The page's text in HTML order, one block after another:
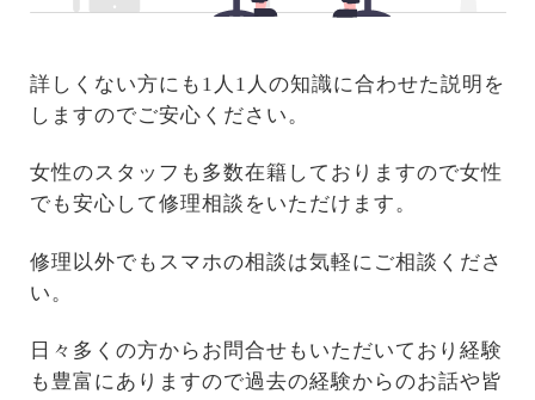
詳しくない方にも1人1人の知識に合わせた説明を
しますのでご安心ください。
女性のスタッフも多数在籍しておりますので女性
でも安心して修理相談をいただけます。
修理以外でもスマホの相談は気軽にご相談くださ
い。
日々多くの方からお問合せもいただいており経験
も豊富にありますので過去の経験からのお話や皆